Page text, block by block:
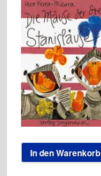
In den Warenkorb